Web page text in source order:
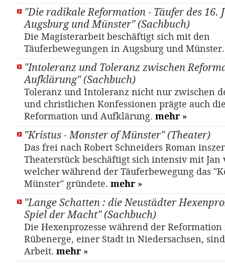
"Die radikale Reformation - Täufer des 16.
Augsburg und Münster" (Sachbuch)
Die Magisterarbeit beschäftigt sich mit den
Täuferbewegungen in Augsburg und
"Intoleranz und Toleranz zwischen
Aufklärung" (Sachbuch)
Toleranz und Intoleranz nicht nur zwischen
und christlichen Konfessionen prägte auch
Reformation und Aufklärung. mehr »
"Kristus - Monster of Münster" (Theater)
Das frei nach Robert Schneiders Roman
Theaterstück beschäftigt sich intensiv mit Jan
welcher während der Täuferbewegung das
Münster" gründete. mehr »
"Lange Schatten : die Neustädter
Spiel der Macht" (Sachbuch)
Die Hexenprozesse während der
Rübenerge, einer Stadt in Niedersachsen,
Arbeit. mehr »